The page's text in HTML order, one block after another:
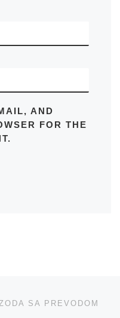
AND
FOR THE
SA PREVODOM